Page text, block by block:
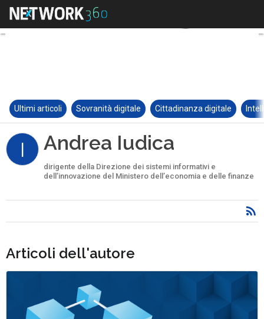
Ultimi articoli Sovranità digitale Cittadinanza digitale
I Andrea Iudica
dirigente della Direzione dei sistemi informativi e
dell’innovazione del Ministero dell’economia e delle finanze
Articoli dell'autore